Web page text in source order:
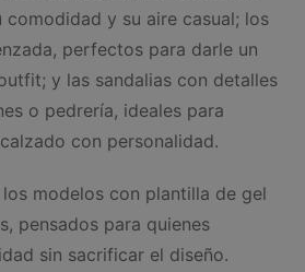
y su aire casual; los
perfectos para darle un
y las sandalias con detalles
o pedrería, ideales para
con personalidad.
modelos con plantilla de gel
pensados para quienes
sin sacrificar el diseño.